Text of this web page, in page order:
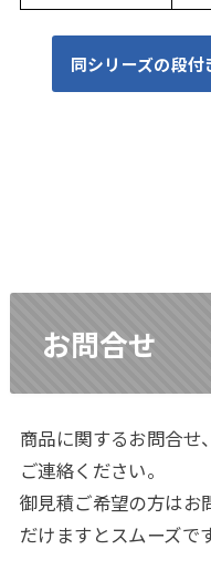
同シリーズの段
お問合せ
商品に関するお問合せ
ご連絡ください。
御見積ご希望の方はお
だけますとスムーズです